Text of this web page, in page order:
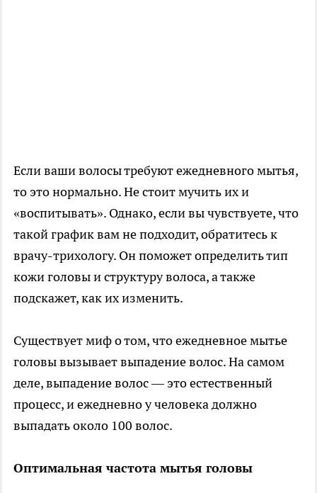
Если ваши волосы требуют ежедневного мытья,
то это нормально. Не стоит мучить их и
«воспитывать». Однако, если вы чувствуете, что
такой график вам не подходит, обратитесь к
врачу-трихологу. Он поможет определить тип
кожи головы и структуру волоса, а также
подскажет, как их изменить.
Существует миф о том, что ежедневное мытье
головы вызывает выпадение волос. На самом
деле, выпадение волос — это естественный
процесс, и ежедневно у человека должно
выпадать около 100 волос.
Оптимальная частота мытья головы